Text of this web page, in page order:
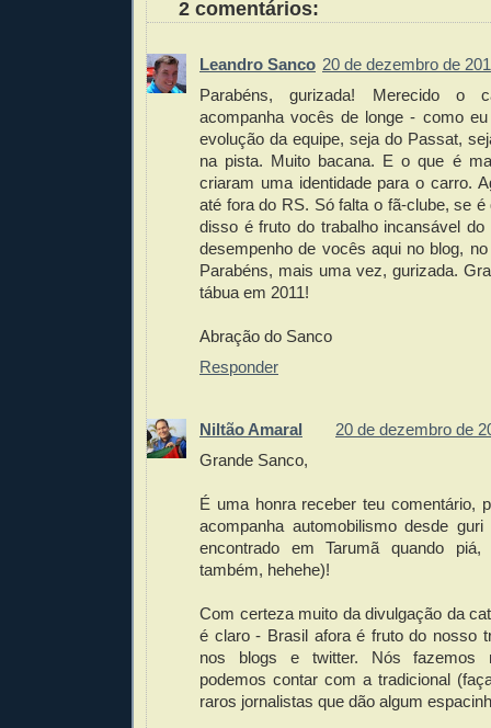
2 comentários:
Leandro Sanco 20 de dezembro de
Parabéns, gurizada! Merecido o
acompanha vocês de longe - como
evolução da equipe, seja do Passat,
na pista. Muito bacana. E o que é
criaram uma identidade para o carro.
até fora do RS. Só falta o fã-clube, se
disso é fruto do trabalho incansável
desempenho de vocês aqui no blog,
Parabéns, mais uma vez, gurizada.
tábua em 2011!
Abração do Sanco
Responder
Niltão Amaral
20 de dezembro de
Grande Sanco,
É uma honra receber teu comentário,
acompanha automobilismo desde
encontrado em Tarumã quando
também, hehehe)!
Com certeza muito da divulgação da
é claro - Brasil afora é fruto do nosso
nos blogs e twitter. Nós fazemos
podemos contar com a tradicional
raros jornalistas que dão algum